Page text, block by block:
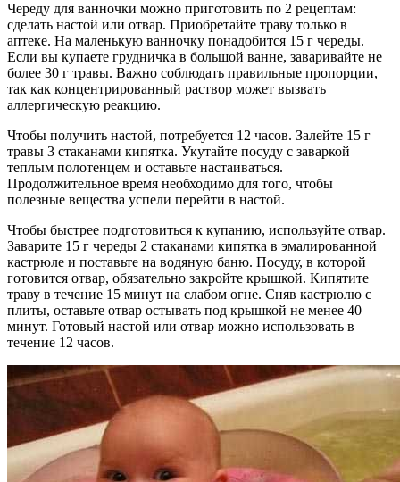
Череду для ванночки можно приготовить по 2 рецептам:
сделать настой или отвар. Приобретайте траву только в
аптеке. На маленькую ванночку понадобится 15 г череды.
Если вы купаете грудничка в большой ванне, заваривайте не
более 30 г травы. Важно соблюдать правильные пропорции,
так как концентрированный раствор может вызвать
аллергическую реакцию.
Чтобы получить настой, потребуется 12 часов. Залейте 15 г
травы 3 стаканами кипятка. Укутайте посуду с заваркой
теплым полотенцем и оставьте настаиваться.
Продолжительное время необходимо для того, чтобы
полезные вещества успели перейти в настой.
Чтобы быстрее подготовиться к купанию, используйте отвар.
Заварите 15 г череды 2 стаканами кипятка в эмалированной
кастрюле и поставьте на водяную баню. Посуду, в которой
готовится отвар, обязательно закройте крышкой. Кипятите
траву в течение 15 минут на слабом огне. Сняв кастрюлю с
плиты, оставьте отвар остывать под крышкой не менее 40
минут. Готовый настой или отвар можно использовать в
течение 12 часов.